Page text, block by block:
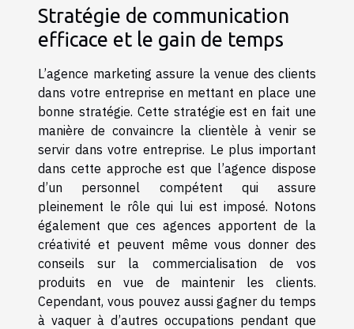
Stratégie de communication
efficace et le gain de temps
L’agence marketing assure la venue des clients
dans votre entreprise en mettant en place une
bonne stratégie. Cette stratégie est en fait une
manière de convaincre la clientèle à venir se
servir dans votre entreprise. Le plus important
dans cette approche est que l’agence dispose
d’un personnel compétent qui assure
pleinement le rôle qui lui est imposé. Notons
également que ces agences apportent de la
créativité et peuvent même vous donner des
conseils sur la commercialisation de vos
produits en vue de maintenir les clients.
Cependant, vous pouvez aussi gagner du temps
à vaquer à d’autres occupations pendant que